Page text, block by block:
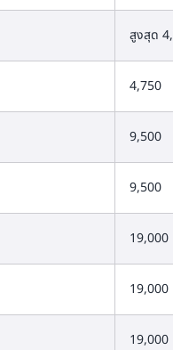
สูงสุด
4,750
9,500
9,500
19,000
19,000
19,000